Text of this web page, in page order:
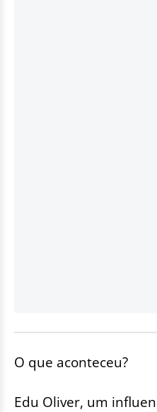
O que aconteceu?
Edu Oliver, um